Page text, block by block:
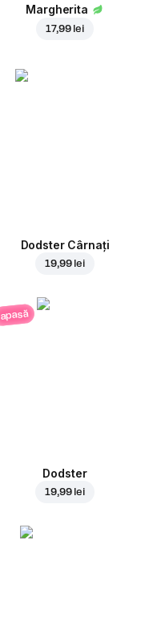
Margherita
17,99 lei
Dodster Cârnați
19,99 lei
apasă
Dodster
19,99 lei